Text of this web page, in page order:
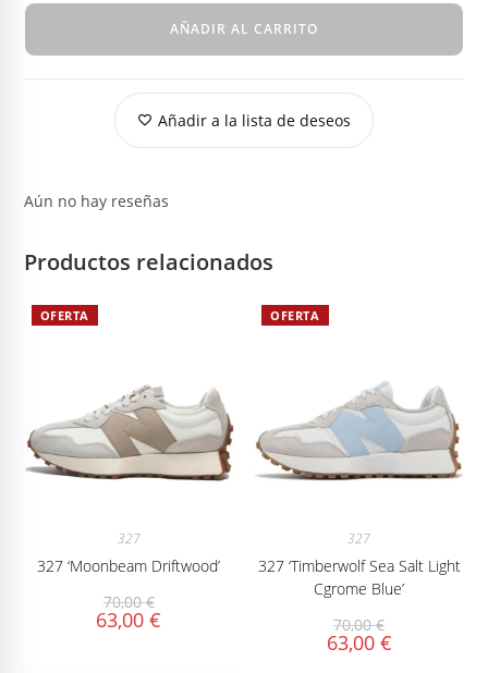
AÑADIR AL CARRITO
Añadir a la lista de deseos
Aún no hay reseñas
Productos relacionados
OFERTA
327
327 ‘Moonbeam Driftwood’
70,00€
63,00€
OFERTA
327
327 ‘Timberwolf Sea Salt Light
Cgrome Blue’
70,00€
63,00 €